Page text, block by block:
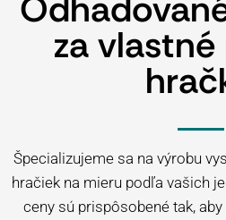
za
Špecializujeme sa na výrobu
hračiek na mieru podľa vašich
ceny sú prispôsobené tak,